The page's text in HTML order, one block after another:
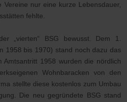
nur eine kurze Lebensdauer,
fehlte.
„vierten“ BSG bewusst. Dem 1.
1958 bis 1970) stand noch dazu das
Amtsantritt 1958 wurden die nördlich
Wohnbaracken von den
stellte diese kostenlos zum Umbau
Die neu gegründete BSG stand